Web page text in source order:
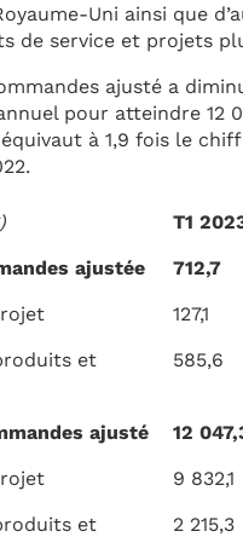
Uni ainsi que
de service et projets
ajusté a
pour atteindre 12
à 1,9 fois le
T1
ajustée
712,7
127,1
et
585,6
ajusté 12
9 832,1
et
2 215,3